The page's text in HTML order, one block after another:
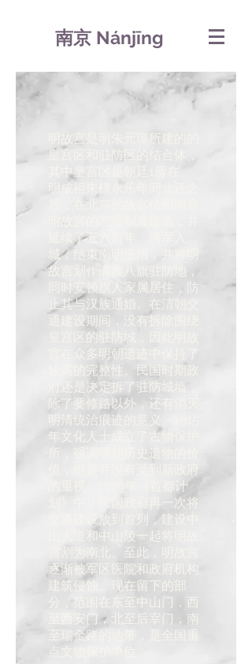
南京 Nánjīng
明故宫是明朱元璋所建的的
皇宫区和驻防区的结合体，
其中皇宫区是朝廷1所在。
明成祖朱棣永乐年间北迁之
后，在北京的故宫仿照南京
明故宫的宫室制度建造，并
延续了五六百年。清军入
城，结束南明统治，并将明
故宫划作满族八旗驻防地，
同时安顿旗人家属居住，防
止其与汉族通婚。在清朝交
通建设期间，没有拆除围绕
皇宫区的驻防城，因此明故
宫在众多明朝遗迹中保持了
较高的完整性。民国时期政
府还是决定拆了驻防城墙，
除了要修路以外，还有消灭
明清统治痕迹的意义。1915
年文化人士成立了古物保护
所，强调明朝历史遗物的价
值，但是并没有受到新政府
的重视。1929年《首都计
划》中，民国政府再一次将
交通建设放到首列，建设中
山大道和中山陵一起将明故
宫割为南北。至此，明故宫
逐渐被军区医院和政府机构
建筑侵蚀。现在留下的部
分，范围在东至中山门，西
至西安门，北至后宰门，南
至瑞金路的地带，是全国重
点文物保护单位。